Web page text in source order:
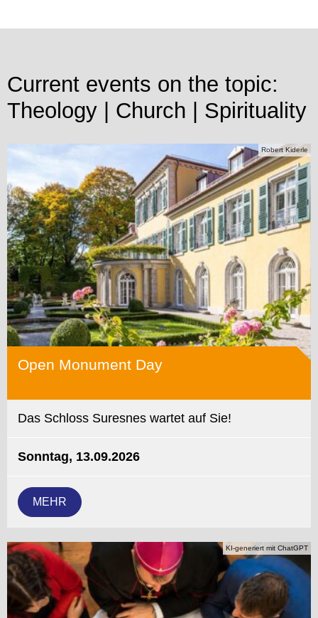
Current events on the topic:
Theology | Church | Spirituality
Robert Kiderle
Open Monument Day
Das Schloss Suresnes wartet auf Sie!
Sonntag, 13.09.2026
MEHR
KI-generiert mit ChatGPT